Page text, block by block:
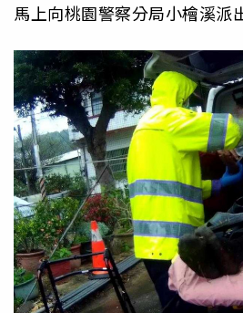
馬上向桃園警察分局小檜溪派